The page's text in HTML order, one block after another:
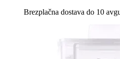
Brezplačna dostava do 10